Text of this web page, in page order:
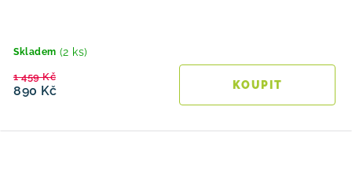
Skladem (2 ks)
890 Kč
1 459 Kč